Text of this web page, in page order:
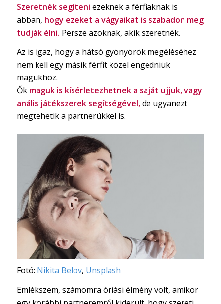
Szeretnék segíteni ezeknek a férfiaknak is
abban, hogy ezeket a vágyaikat is szabadon meg
tudják élni. Persze azoknak, akik szeretnék.
Az is igaz, hogy a hátsó gyönyörök megéléséhez
nem kell egy másik férfit közel engedniük
magukhoz.
Ők maguk is kísérletezhetnek a saját ujjuk, vagy
anális játékszerek segítségével,de ugyanezt
megtehetik a partnerükkel is.
Fotó: Nikita Belov, Unsplash
Emlékszem, számomra óriási élmény volt, amikor